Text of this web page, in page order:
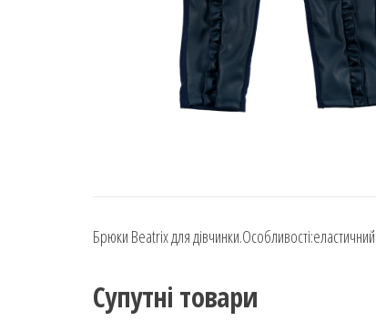
Брюки Beatrix для
Супутні товари